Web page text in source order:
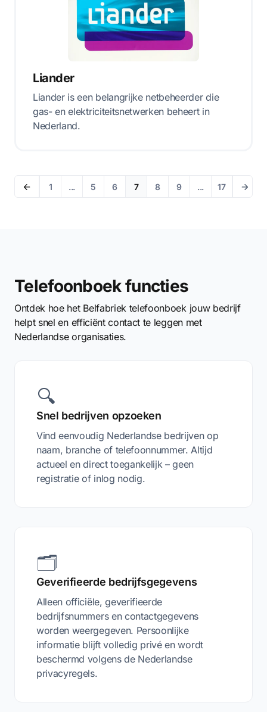
Liander
Liander is een belangrijke netbeheerder die
gas- en elektriciteitsnetwerken beheert in
Nederland.
1 ... 5 6 7 8 9 ... 17
Telefoonboek functies
Ontdek hoe het Belfabriek telefoonboek jouw bedrijf
helpt snel en efficiënt contact te leggen met
Nederlandse organisaties.
🔍
Snel bedrijven opzoeken
Vind eenvoudig Nederlandse bedrijven op
naam, branche of telefoonnummer. Altijd
actueel en direct toegankelijk – geen
registratie of inlog nodig.
🗂️
Geverifieerde bedrijfsgegevens
Alleen officiële, geverifieerde
bedrijfsnummers en contactgegevens
worden weergegeven. Persoonlijke
informatie blijft volledig privé en wordt
beschermd volgens de Nederlandse
privacyregels.